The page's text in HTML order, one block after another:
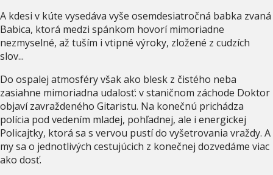
A kdesi v kúte vysedáva vyše osemdesiatročná babka zvaná
Babica, ktorá medzi spánkom hovorí mimoriadne
nezmyselné, až tuším i vtipné výroky, zložené z cudzích
slov...
Do ospalej atmosféry však ako blesk z čistého neba
zasiahne mimoriadna udalosť: v staničnom záchode Doktor
objaví zavraždeného Gitaristu. Na konečnú prichádza
polícia pod vedením mladej, pohľadnej, ale i energickej
Policajtky, ktorá sa s vervou pustí do vyšetrovania vraždy. A
my sa o jednotlivých cestujúcich z konečnej dozvedáme viac
ako dosť.